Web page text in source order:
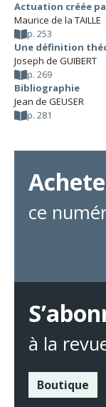
Actuation créée
Maurice de la TAILLE
p. 253
Une définition
Joseph de GUIBERT
p. 269
Bibliographie
Jean de GEUSER
p. 281
ce
à la
Boutique